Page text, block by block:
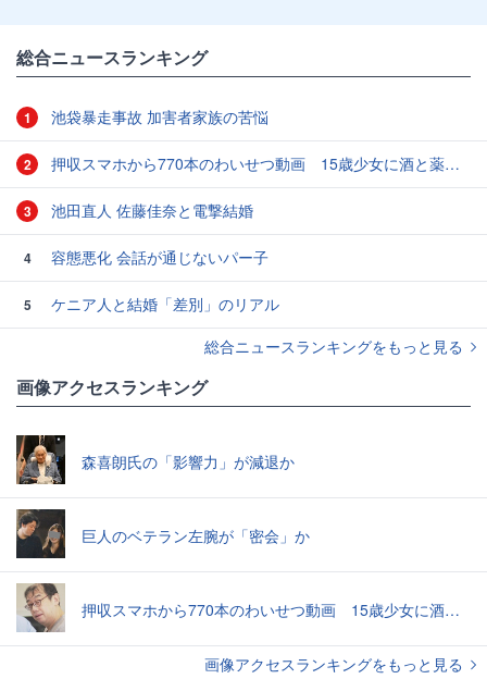
総合ニュースランキング
1 池袋暴走事故 加害者家族の苦悩
2 押収スマホから770本のわいせつ動画 15歳少女に酒と薬飲ませ性的暴行か 54歳男を再逮捕 「薬もありますよ」とSNSで誘い出し
3 池田直人 佐藤佳奈と電撃結婚
4 容態悪化 会話が通じないパー子
5
ケニア人と結婚「差別」のリアル
総合ニュースランキングをもっと見る
画像アクセスランキング
森喜朗氏の「影響力」が減退か
巨人のベテラン左腕が「密会」か
押収スマホから770本のわいせつ動画 15歳少女に酒と薬飲ませ性的暴行か 54歳男を再逮捕 「薬もありますよ」とSNSで誘い出し
画像アクセスランキングをもっと見る